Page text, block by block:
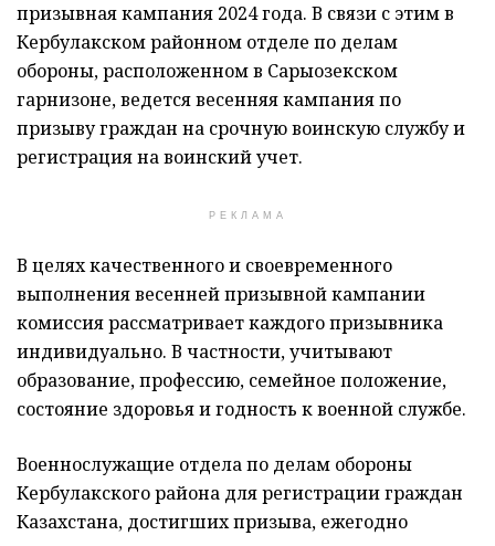
призывная кампания 2024 года. В связи с этим в
Кербулакском районном отделе по делам
обороны, расположенном в Сарыозекском
гарнизоне, ведется весенняя кампания по
призыву граждан на срочную воинскую службу и
регистрация на воинский учет.
РЕКЛАМА
В целях качественного и своевременного
выполнения весенней призывной кампании
комиссия рассматривает каждого призывника
индивидуально. В частности, учитывают
образование, профессию, семейное положение,
состояние здоровья и годность к военной службе.
Военнослужащие отдела по делам обороны
Кербулакского района для регистрации граждан
Казахстана, достигших призыва, ежегодно